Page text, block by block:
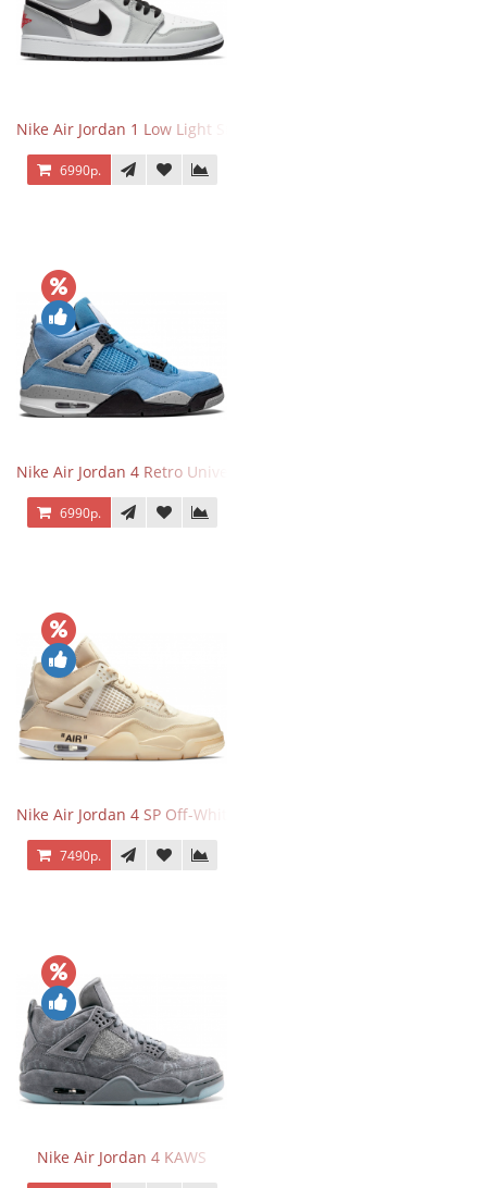
Nike Air Jordan 1 Low Light Smoke Grey
6990р.
Nike Air Jordan 4 Retro University Blue
6990р.
Nike Air Jordan 4 SP Off-White Sail
7490р.
Nike Air Jordan 4 KAWS